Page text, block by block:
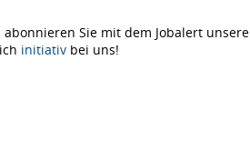
Sie mit dem Jobalert unsere
initiativ bei uns!